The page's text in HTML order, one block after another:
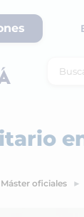
Máster oficiales